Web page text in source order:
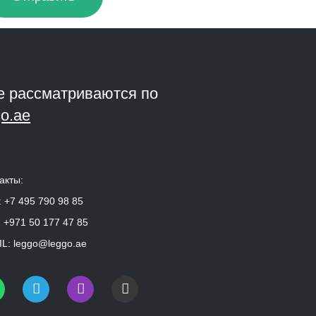
рассматриваются по
+7 495 790 98 85
+971 50 177 47 85
leggo@leggo.ae